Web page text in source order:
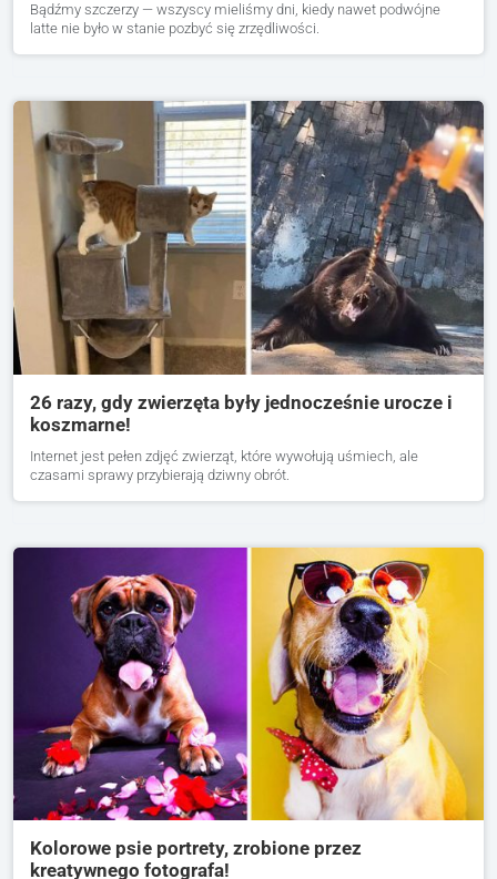
Bądźmy szczerzy — wszyscy mieliśmy dni, kiedy nawet podwójne
latte nie było w stanie pozbyć się zrzędliwości.
26 razy, gdy zwierzęta były jednocześnie urocze i
koszmarne!
Internet jest pełen zdjęć zwierząt, które wywołują uśmiech, ale
czasami sprawy przybierają dziwny obrót.
Kolorowe psie portrety, zrobione przez
kreatywnego fotografa!